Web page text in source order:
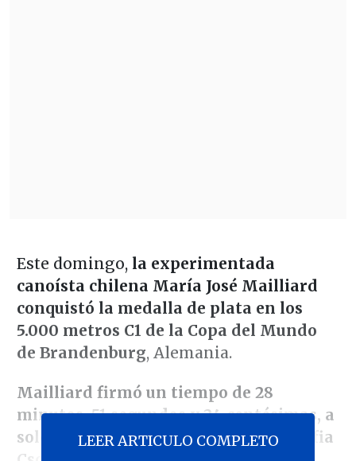
Este domingo, la experimentada
canoísta chilena María José Mailliard
conquistó la medalla de plata en los
5.000 metros C1 de la Copa del Mundo
de Brandenburg, Alemania.
Mailliard firmó un tiempo de 28
minutos, 51 segundos y 24 centésimas, a
solo 75 centésimas de la húngara Zsofia
LEER ARTICULO COMPLETO